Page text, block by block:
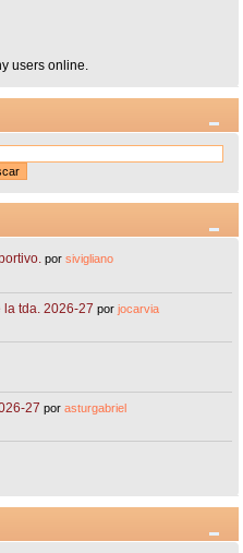
users online.
porsivigliano
la tda. 2026-27 porjocarvia
27 porasturgabriel